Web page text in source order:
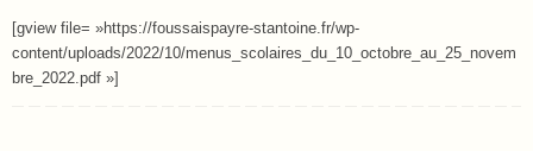
[gview file= »https://foussaispayre-stantoine.fr/wp-
content/uploads/2022/10/menus_scolaires_du_10_octobre_au_25_novem
bre_2022.pdf »]